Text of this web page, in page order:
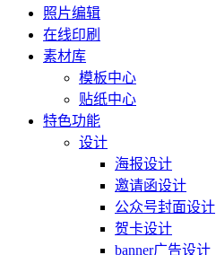
照片编辑
在线印刷
素材库
模板中心
贴纸中心
特色功能
设计
海报设计
邀请函设计
公众号封面设计
贺卡设计
banner广告设计